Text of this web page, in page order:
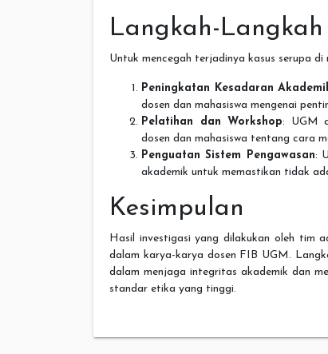
Langkah-Langkah
Untuk mencegah terjadinya kasus serupa
Peningkatan Kesadaran
dosen dan mahasiswa mengenai
Pelatihan dan Workshop: UGM
dosen dan mahasiswa tentang cara
Penguatan Sistem Pengawasan:
akademik untuk memastikan tidak
Kesimpulan
Hasil investigasi yang dilakukan oleh tim
dalam karya-karya dosen FIB UGM.
dalam menjaga integritas akademik dan
standar etika yang tinggi.